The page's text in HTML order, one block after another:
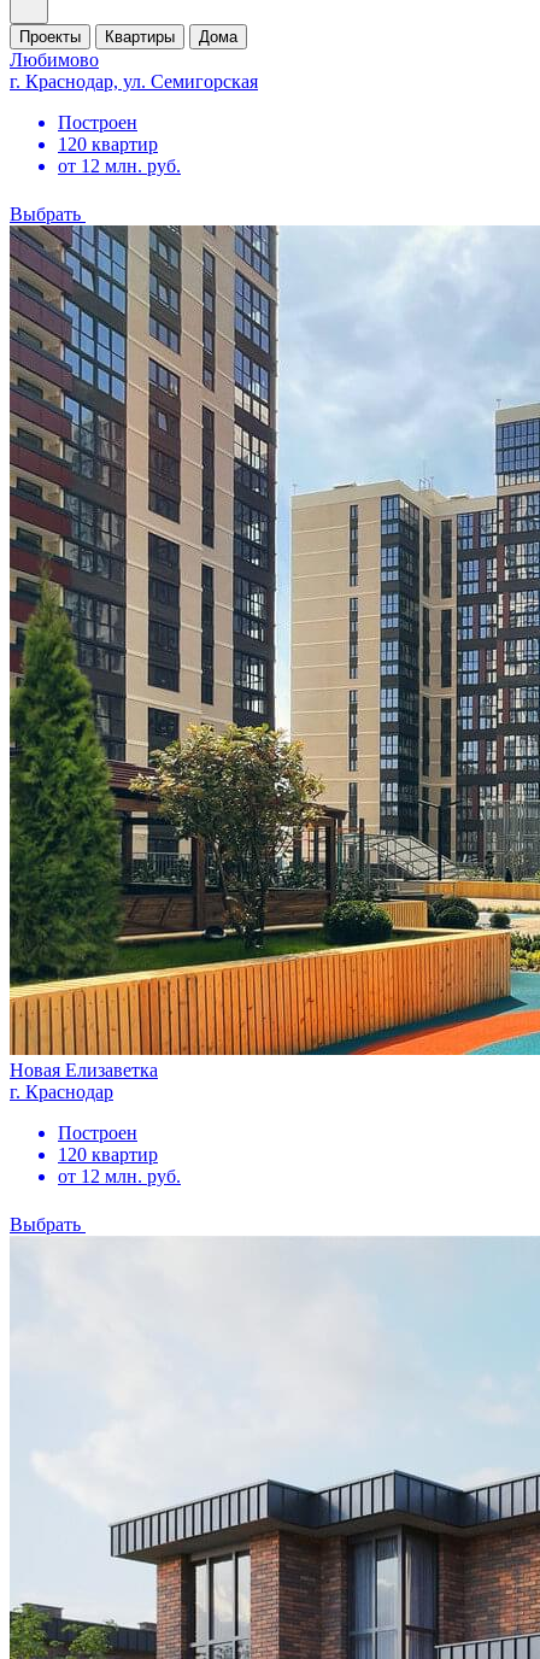
Проекты Квартиры Дома
Любимово
г. Краснодар, ул. Семигорская
Построен
120 квартир
от 12 млн. руб.
Выбрать
Новая Елизаветка
г. Краснодар
Построен
120 квартир
от 12 млн. руб.
Выбрать